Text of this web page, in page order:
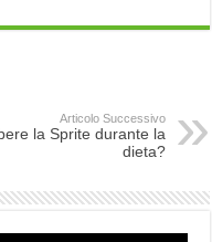
Articolo Successivo
la Sprite durante la
dieta?